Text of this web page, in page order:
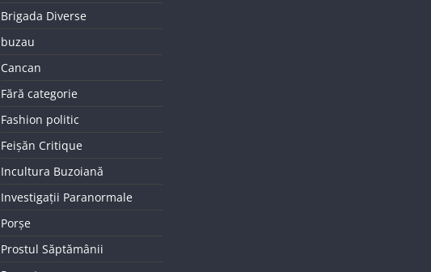
Brigada Diverse
buzau
Cancan
Fără categorie
Fashion politic
Feișăn Critique
Incultura Buzoiană
Investigații Paranormale
Porșe
Prostul Săptămânii